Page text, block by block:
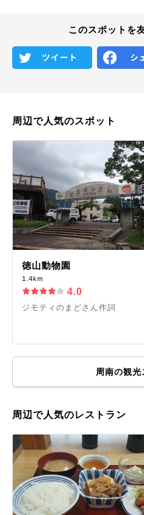
このスポットを
周辺で人気のスポット
徳山動物園
1.4km
4.0
ジモティのまどさん作詞
周南の観光
周辺で人気のレストラン